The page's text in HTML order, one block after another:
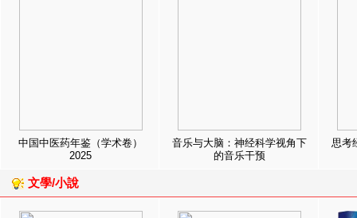
中国中医药年鉴（学术卷）
2025
音乐与大脑：神经科学视角下
的音乐干预
思考
文學/小說